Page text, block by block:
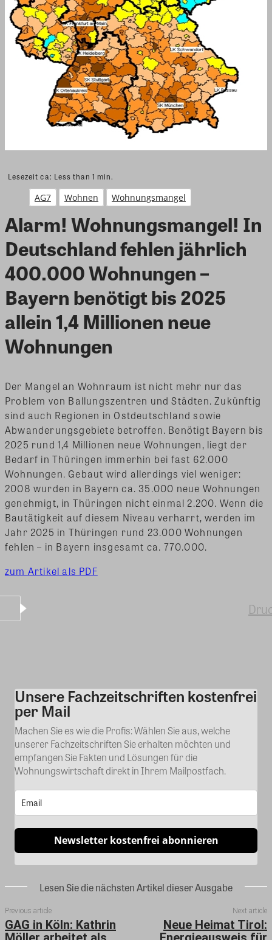
Lesezeit ca: Less than 1 min.
AG7 Wohnen Wohnungsmangel
Alarm! Wohnungsmangel! In
Deutschland fehlen jährlich
400.000 Wohnungen –
Bayern benötigt bis 2025
allein 1,4 Millionen neue
Wohnungen
Der Mangel an Wohnraum ist nicht mehr nur das
Problem von Ballungszentren und Städten. Zukünftig
sind auch Regionen in Ostdeutschland sowie
Abwanderungsgebiete betroffen. Benötigt Bayern bis
2025 rund 1,4 Millionen neue Wohnungen, liegt der
Bedarf in Thüringen immerhin bei fast 62.000
Wohnungen. Gebaut wird allerdings viel weniger:
2008 wurden in Bayern ca. 35.000 neue Wohnungen
genehmigt, in Thüringen nicht einmal 2.200. Wenn die
Bautätigkeit auf diesem Niveau verharrt, werden im
Jahr 2025 in Thüringen rund 23.000 Wohnungen
fehlen – in Bayern insgesamt ca. 770.000.
zum Artikel als PDF
Kommentar
Unsere Fachzeitschriften kostenfrei
per Mail
Machen Sie es wie die Profis: Wählen Sie aus, welche
unserer Fachzeitschriften Sie erhalten möchten und
empfangen Sie Fakten und Lösungen für die
Wohnungswirtschaft direkt in Ihrem Mailpostfach.
Newsletter kostenfrei abonnieren
Lesen Sie die nächsten Artikel dieser Ausgabe
Previous article
GAG in Köln: Kathrin
Next article
Neue Heimat Tirol: